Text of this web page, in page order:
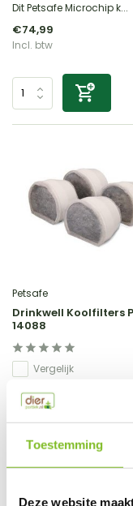
Toestemming
Deze website
Dit Petsafe Microchip k...
€74,99
Incl. btw
Petsafe
Drinkwell Koolfilters
14088
Vergelijk
Koolfilters houden het ...
€12,99